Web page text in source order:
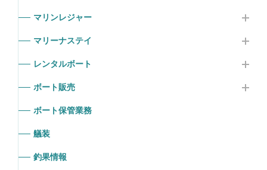
マリンレジャー
マリーナステイ
レンタルボート
ボート販売
ボート保管業務
艤装
釣果情報